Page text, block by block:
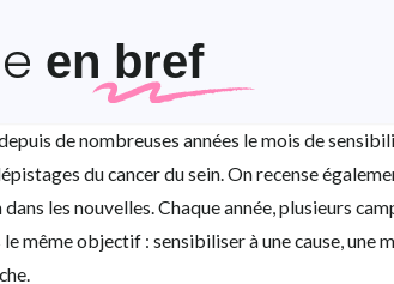
en bref
de nombreuses années le mois de
du cancer du sein. On recense
les nouvelles. Chaque année, plusieurs
même objectif : sensibiliser à une cause, une